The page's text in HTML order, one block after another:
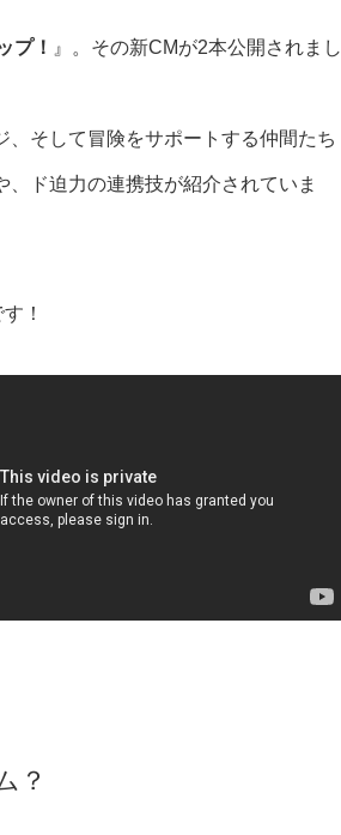
プ！ 』。その新CMが2本公開されまし
そして冒険をサポートする仲間たち
ド迫力の連携技が紹介されていま
！
？